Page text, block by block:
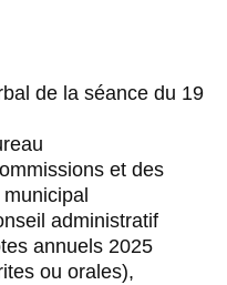
de la séance du 19
et des
administratif
annuels 2025
ou orales),